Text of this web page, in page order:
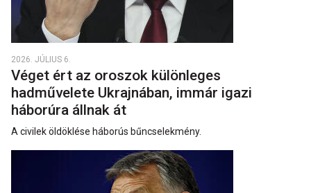
2026. JÚLIUS 6.
Véget ért az oroszok különleges
hadművelete Ukrajnában, immár igazi
háborúra állnak át
A civilek öldöklése háborús bűncselekmény.